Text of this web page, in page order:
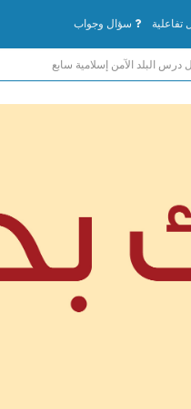
تفاعلية سؤال وجواب
درس البلد الآمن إسلامية سابع